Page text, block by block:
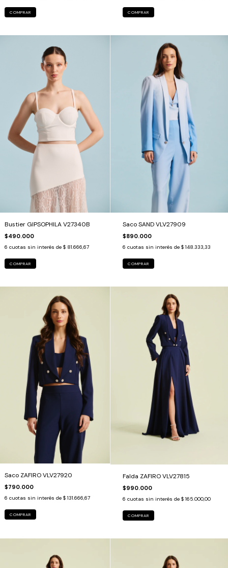
COMPRAR COMPRAR
Bustier GIPSOPHILA V27340B
$490.000
6 cuotas sin interés de $ 81.666,67
COMPRAR
Saco SAND VLV27909
$890.000
6 cuotas sin interés de $ 148.333,33
COMPRAR
Saco ZAFIRO VLV27920
$790.000
6 cuotas sin interés de $ 131.666,67
COMPRAR
Falda ZAFIRO VLV27815
$990.000
6 cuotas sin interés de $ 165.000,00
COMPRAR